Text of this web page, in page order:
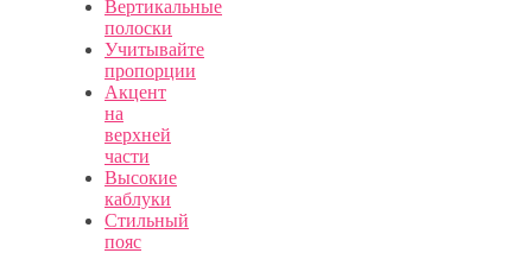
Вертикальные
полоски
Учитывайте
пропорции
Акцент
на
верхней
части
Высокие
каблуки
Стильный
пояс